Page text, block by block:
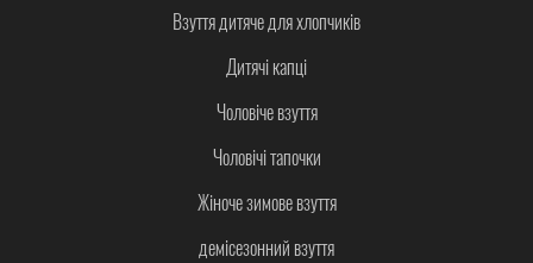
Взуття дитяче для хлопчиків
Дитячі капці
Чоловіче взуття
Чоловічі тапочки
Жіноче зимове взуття
демісезонний взуття